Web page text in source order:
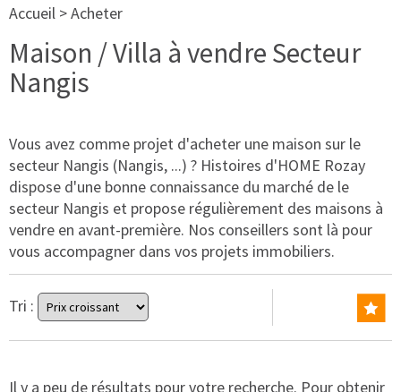
Accueil >Acheter
Maison / Villa à vendre Secteur
Nangis
Vous avez comme projet d'acheter une maison sur le
secteur Nangis (Nangis, ...) ? Histoires d'HOME Rozay
dispose d'une bonne connaissance du marché de le
secteur Nangis et propose régulièrement des maisons à
vendre en avant-première. Nos conseillers sont là pour
vous accompagner dans vos projets immobiliers.
Tri :
Il y a peu de résultats pour votre recherche. Pour obtenir